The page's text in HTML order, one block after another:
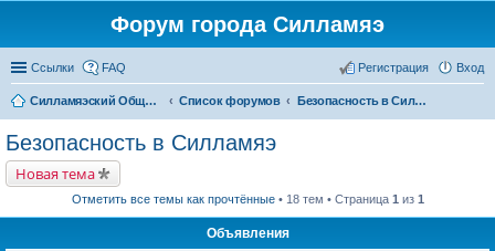
Форум города Силламяэ
Ссылки FAQ Вход
Регистрация
Силламяэский Общественный Новостной портал Список форумов Безопасность в Силламяэ
Безопасность в Силламяэ
Новая тема
Отметить все темы как прочтённые• 18 тем • Страница 1 из 1
Объявления